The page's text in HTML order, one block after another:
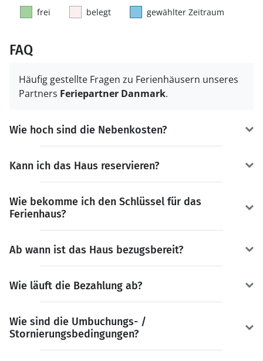
frei belegt gewählter Zeitraum
FAQ
Häufig gestellte Fragen zu Ferienhäusern unseres
Partners Feriepartner Danmark.
Wie hoch sind die Nebenkosten?
Kann ich das Haus reservieren?
Wie bekomme ich den Schlüssel für das
Ferienhaus?
Ab wann ist das Haus bezugsbereit?
Wie läuft die Bezahlung ab?
Wie sind die Umbuchungs- /
Stornierungsbedingungen?